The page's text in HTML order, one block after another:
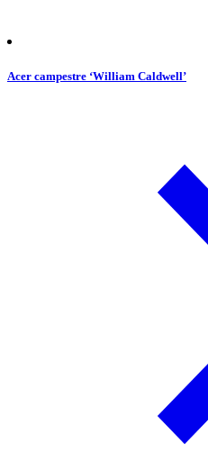
Acer campestre ‘William Caldwell’